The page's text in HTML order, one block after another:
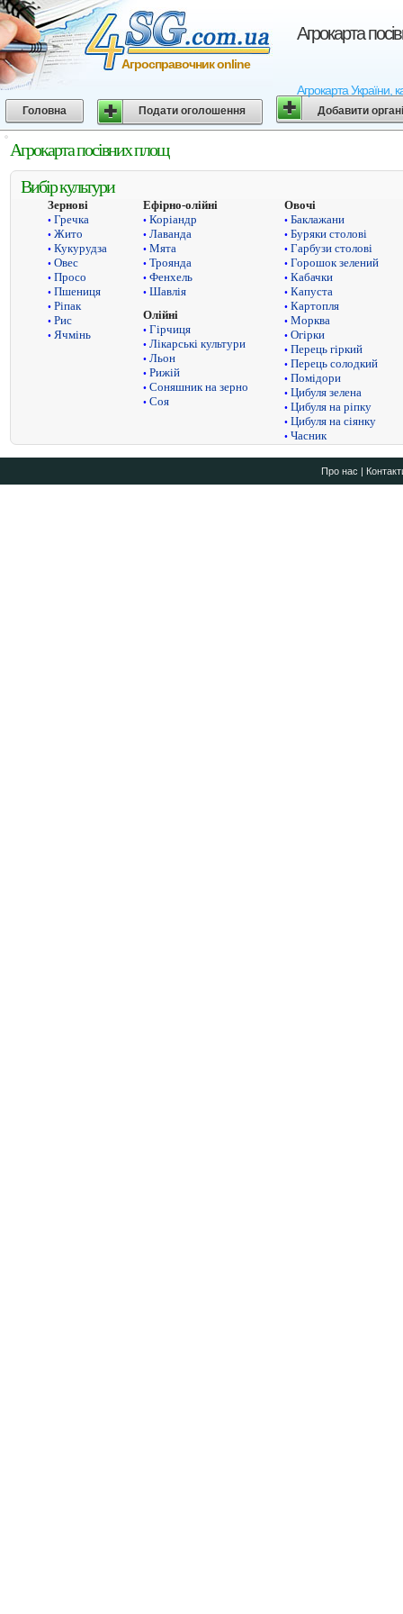
Агрокарта
Агрокарта України,
Агросправочник online
Головна Подати оголошення Добавити
Агрокарта посівних площ
Вибір культури
Зернові
• Гречка
• Жито
• Кукурудза
• Овес
• Просо
• Пшениця
• Ріпак
• Рис
• Ячмінь
Ефірно-олійні
• Коріандр
• Лаванда
• Мята
• Троянда
• Фенхель
• Шавлія
Олійні
• Гірчиця
• Лікарські культури
• Льон
• Рижій
• Соняшник на зерно
• Соя
Овочі
• Баклажани
• Буряки столові
• Гарбузи столові
• Горошок зелений
• Кабачки
• Капуста
• Картопля
• Морква
• Огірки
• Перець гіркий
• Перець солодкий
• Помідори
• Цибуля зелена
• Цибуля на ріпку
• Цибуля на сіянку
• Часник
Про нас |